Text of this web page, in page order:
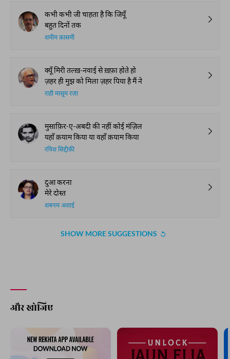
कभी कभी जी चाहता है कि जियूँ
बहुत दिनों तक
शमीम क़ासमी
क्यूँ मिरी तल्ख़-नवाई से ख़फ़ा होते हो
ज़हर ही मुझ को मिला ज़हर पिया है मैं ने
राही मासूम रज़ा
मुसाफ़िर-ए-अबदी की नहीं कोई मंज़िल
यहाँ क़याम किया या वहाँ क़याम किया
रविश सिद्दीक़ी
दुआ करना
मेरे दोस्त
शबनम अशाई
SHOW MORE SUGGESTIONS
और खोजिए